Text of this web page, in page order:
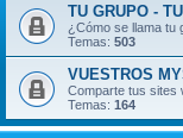
TU GRUPO -
¿Cómo se llama tu
Temas: 503
VUESTROS
Comparte tus sites
Temas: 164